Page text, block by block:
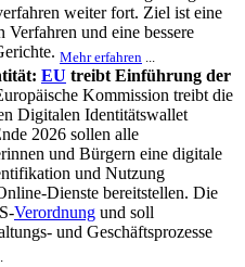
weiter fort. Ziel ist eine
und eine bessere
Mehr erfahren ...
EU treibt Einführung der
Kommission treibt die
Digitalen Identitätswallet
2026 sollen alle
und Bürgern eine digitale
und Nutzung
Dienste bereitstellen. Die
Verordnung und soll
und Geschäftsprozesse